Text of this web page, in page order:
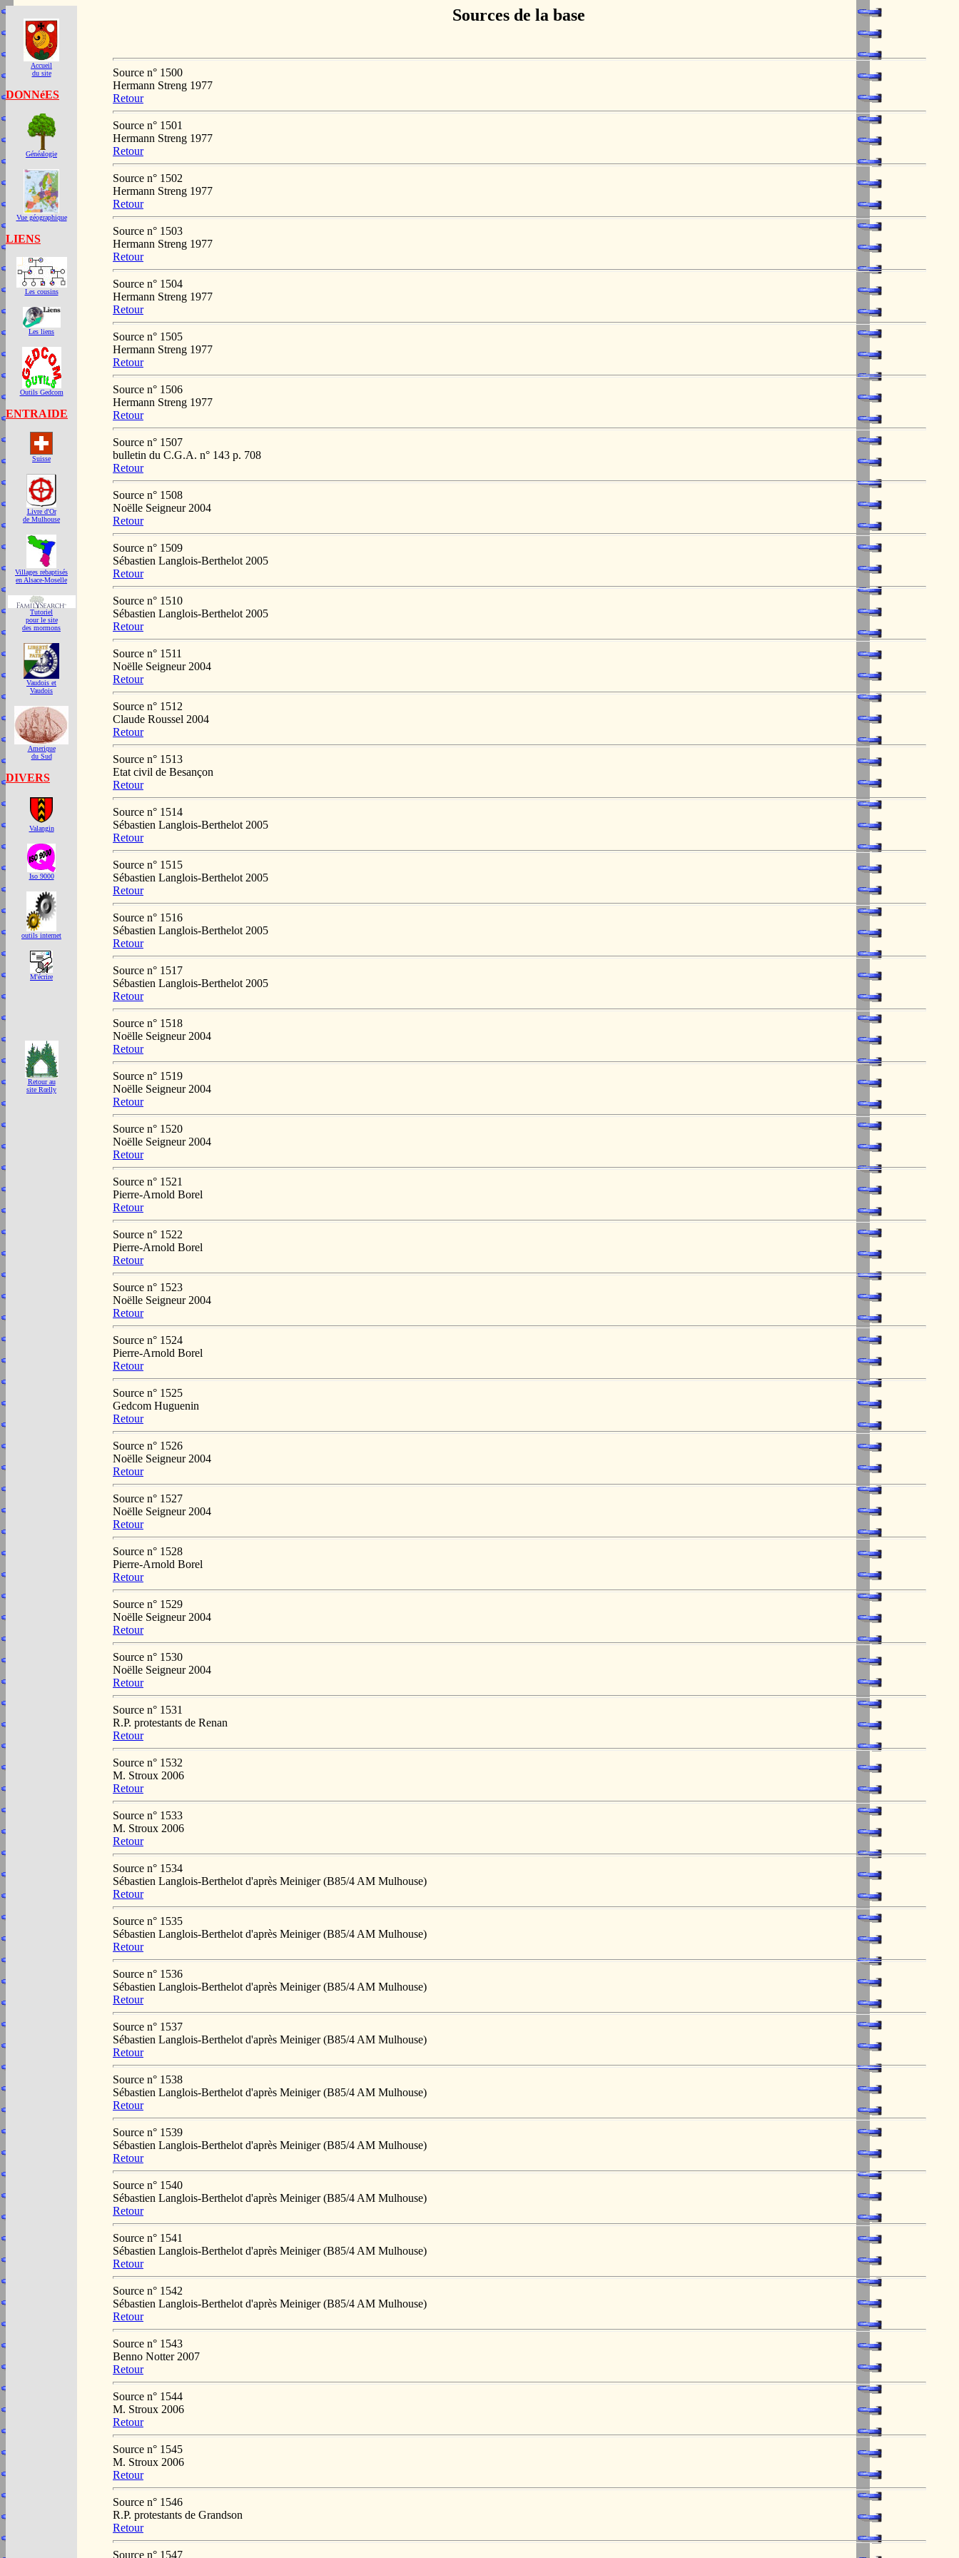
Accueil
du site
DONNéES
Généalogie
Vue géographique
LIENS
Les cousins
Les liens
Outils Gedcom
ENTRAIDE
Suisse
Livre d'Or
de Mulhouse
Villages rebaptisés
en Alsace-Moselle
Tutoriel
pour le site
des mormons
Vaudois et
Vaudois
Amerique
du Sud
DIVERS
Valangin
Iso 9000
outils internet
M'écrire
Retour au
site Rœlly
Sources de la base
Source n° 1500
Hermann Streng 1977
Retour
Source n° 1501
Hermann Streng 1977
Retour
Source n° 1502
Hermann Streng 1977
Retour
Source n° 1503
Hermann Streng 1977
Retour
Source n° 1504
Hermann Streng 1977
Retour
Source n° 1505
Hermann Streng 1977
Retour
Source n° 1506
Hermann Streng 1977
Retour
Source n° 1507
bulletin du C.G.A. n° 143 p. 708
Retour
Source n° 1508
Noëlle Seigneur 2004
Retour
Source n° 1509
Sébastien Langlois-Berthelot 2005
Retour
Source n° 1510
Sébastien Langlois-Berthelot 2005
Retour
Source n° 1511
Noëlle Seigneur 2004
Retour
Source n° 1512
Claude Roussel 2004
Retour
Source n° 1513
Etat civil de Besançon
Retour
Source n° 1514
Sébastien Langlois-Berthelot 2005
Retour
Source n° 1515
Sébastien Langlois-Berthelot 2005
Retour
Source n° 1516
Sébastien Langlois-Berthelot 2005
Retour
Source n° 1517
Sébastien Langlois-Berthelot 2005
Retour
Source n° 1518
Noëlle Seigneur 2004
Retour
Source n° 1519
Noëlle Seigneur 2004
Retour
Source n° 1520
Noëlle Seigneur 2004
Retour
Source n° 1521
Pierre-Arnold Borel
Retour
Source n° 1522
Pierre-Arnold Borel
Retour
Source n° 1523
Noëlle Seigneur 2004
Retour
Source n° 1524
Pierre-Arnold Borel
Retour
Source n° 1525
Gedcom Huguenin
Retour
Source n° 1526
Noëlle Seigneur 2004
Retour
Source n° 1527
Noëlle Seigneur 2004
Retour
Source n° 1528
Pierre-Arnold Borel
Retour
Source n° 1529
Noëlle Seigneur 2004
Retour
Source n° 1530
Noëlle Seigneur 2004
Retour
Source n° 1531
R.P. protestants de Renan
Retour
Source n° 1532
M. Stroux 2006
Retour
Source n° 1533
M. Stroux 2006
Retour
Source n° 1534
Sébastien Langlois-Berthelot d'après Meiniger (B85/4 AM Mulhouse)
Retour
Source n° 1535
Sébastien Langlois-Berthelot d'après Meiniger (B85/4 AM Mulhouse)
Retour
Source n° 1536
Sébastien Langlois-Berthelot d'après Meiniger (B85/4 AM Mulhouse)
Retour
Source n° 1537
Sébastien Langlois-Berthelot d'après Meiniger (B85/4 AM Mulhouse)
Retour
Source n° 1538
Sébastien Langlois-Berthelot d'après Meiniger (B85/4 AM Mulhouse)
Retour
Source n° 1539
Sébastien Langlois-Berthelot d'après Meiniger (B85/4 AM Mulhouse)
Retour
Source n° 1540
Sébastien Langlois-Berthelot d'après Meiniger (B85/4 AM Mulhouse)
Retour
Source n° 1541
Sébastien Langlois-Berthelot d'après Meiniger (B85/4 AM Mulhouse)
Retour
Source n° 1542
Sébastien Langlois-Berthelot d'après Meiniger (B85/4 AM Mulhouse)
Retour
Source n° 1543
Benno Notter 2007
Retour
Source n° 1544
M. Stroux 2006
Retour
Source n° 1545
M. Stroux 2006
Retour
Source n° 1546
R.P. protestants de Grandson
Retour
Source n° 1547